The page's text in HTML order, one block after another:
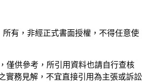
所有，非經正式書面授權，不得任意使
僅供參考，所引用資料也請自行查核
實務見解，不宜直接引用為主張或訴訟